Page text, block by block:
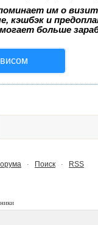
им о
кэшбэк и
больше
· Поиск · RSS